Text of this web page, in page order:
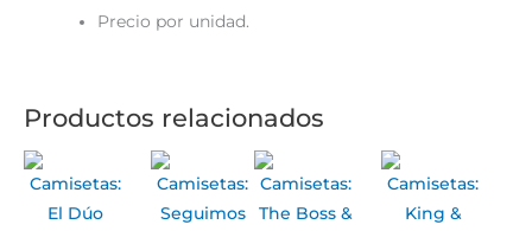
Precio por unidad.
Productos relacionados